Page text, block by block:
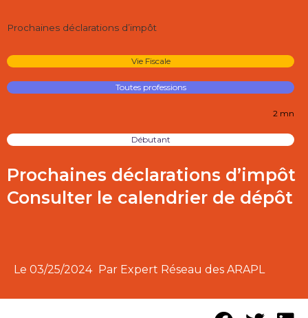
Prochaines déclarations d’impôt
Vie Fiscale
Toutes professions
2 mn
Débutant
Prochaines déclarations d’impôt
Consulter le calendrier de dépôt
Le 03/25/2024 Par Expert Réseau des ARAPL